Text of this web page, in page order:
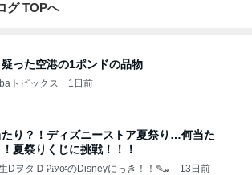
グ TOPへ
った空港の1ポンドの品物
トピックス 1日前
り？！ディズニーストア夏祭り…何当た
夏祭りくじに挑戦！！！
高校生Dヲタ Ꭰ-ᎮꭵꭹꭴのDisneyにっき！！✎ܚ 13日前